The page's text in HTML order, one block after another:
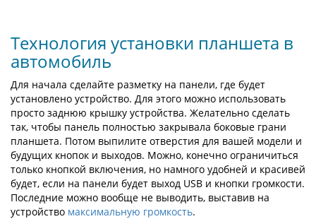
Технология установки планшета в
автомобиль
Для начала сделайте разметку на панели, где будет
установлено устройство. Для этого можно использовать
просто заднюю крышку устройства. Желательно сделать
так, чтобы панель полностью закрывала боковые грани
планшета. Потом выпилите отверстия для вашей модели и
будущих кнопок и выходов. Можно, конечно ограничиться
только кнопкой включения, но намного удобней и красивей
будет, если на панели будет выход USB и кнопки громкости.
Последние можно вообще не выводить, выставив на
устройство максимальную громкость.